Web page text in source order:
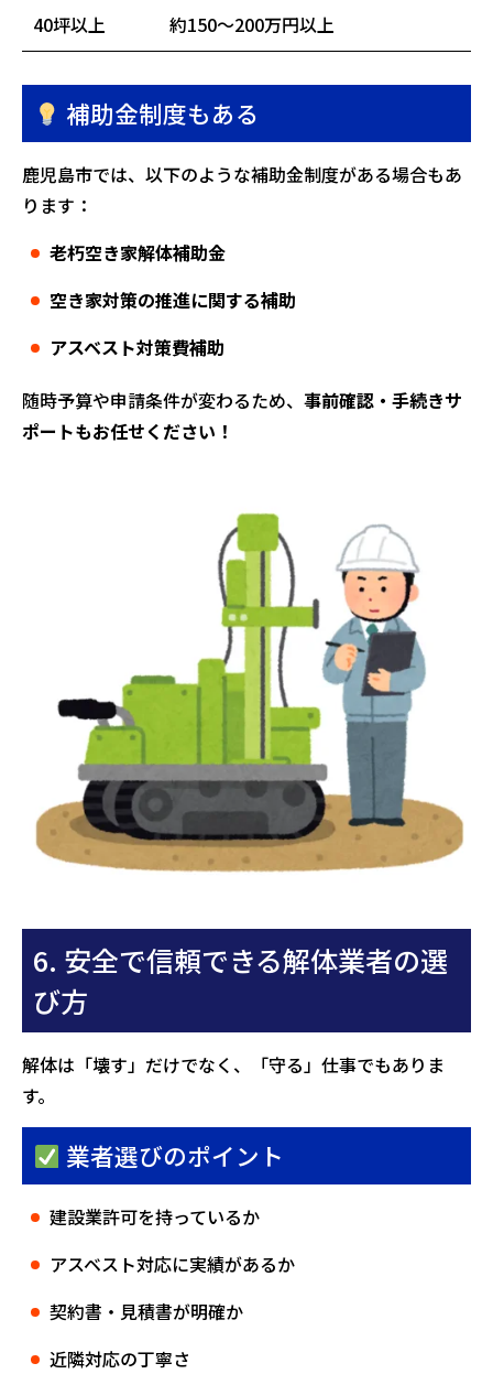
40坪以上 約150〜200万円以上
補助金制度もある
鹿児島市では、以下のような補助金制度がある場合もあ
ります：
老朽空き家解体補助金
空き家対策の推進に関する補助
アスベスト対策費補助
随時予算や申請条件が変わるため、 事前確認・手続きサ
ポートもお任せください！
6. 安全で信頼できる解体業者の選
び方
解体は「壊す」だけでなく、「守る」仕事でもありま
す。
業者選びのポイント
建設業許可を持っているか
アスベスト対応に実績があるか
契約書・見積書が明確か
近隣対応の丁寧さ